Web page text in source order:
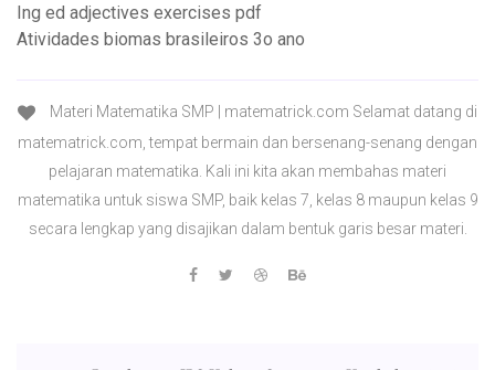
Ing ed adjectives exercises pdf
Atividades biomas brasileiros 3o ano
Materi Matematika SMP | matematrick.com Selamat datang di
matematrick.com, tempat bermain dan bersenang-senang dengan
pelajaran matematika. Kali ini kita akan membahas materi
matematika untuk siswa SMP, baik kelas 7, kelas 8 maupun kelas 9
secara lengkap yang disajikan dalam bentuk garis besar materi.